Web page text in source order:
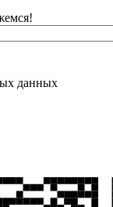
данных